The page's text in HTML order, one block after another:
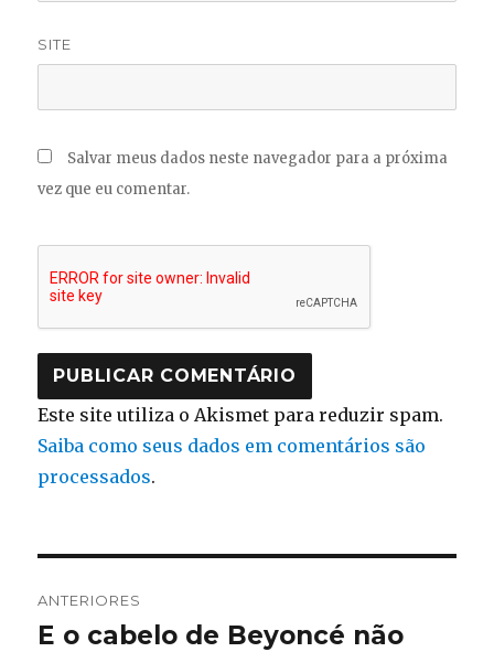
SITE
Salvar meus dados neste navegador para a próxima
vez que eu comentar.
Este site utiliza o Akismet para reduzir spam.
Saiba como seus dados em comentários são
processados.
de
ANTERIORES
Post
E o cabelo de Beyoncé não